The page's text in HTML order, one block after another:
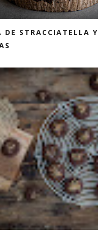
DE STRACCIATELLA Y